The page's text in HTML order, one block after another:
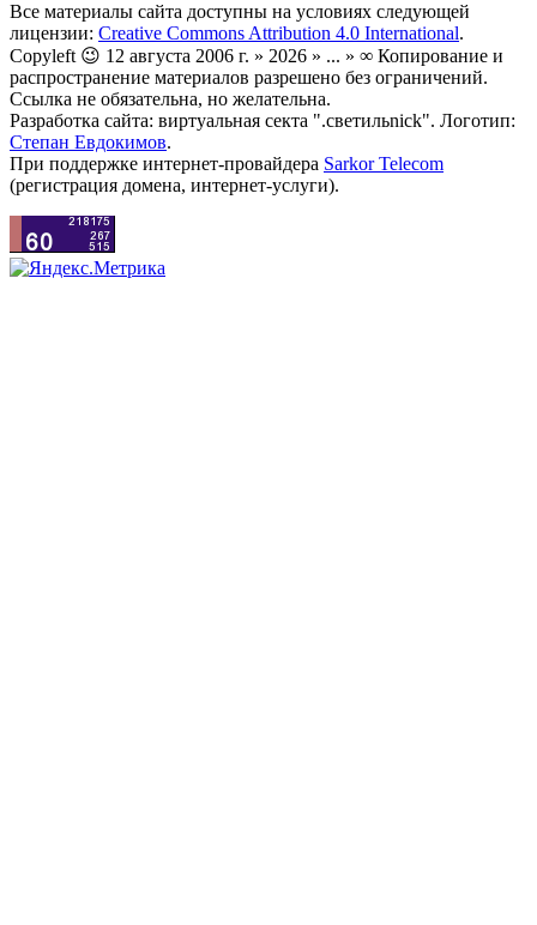
Все материалы сайта доступны на условиях следующей
лицензии: Creative Commons Attribution 4.0 International.
Copyleft 😉 12 августа 2006 г. » 2026 » ... » ∞ Копирование и
распространение материалов разрешено без ограничений.
Ссылка не обязательна, но желательна.
Разработка сайта: виртуальная секта ".светильnick". Логотип:
Степан Евдокимов.
При поддержке интернет-провайдера Sarkor Telecom
(регистрация домена, интернет-услуги).